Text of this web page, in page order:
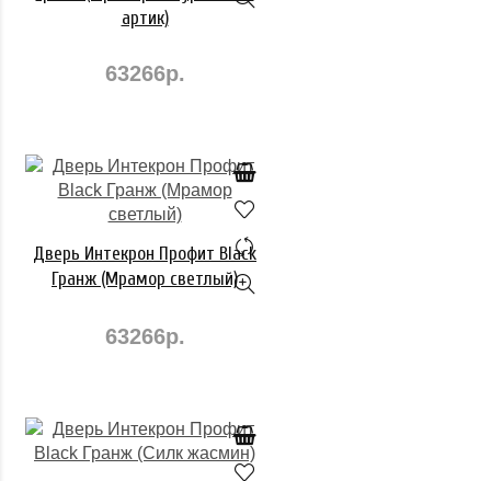
артик)
63266р.
Дверь Интекрон Профит Black
Гранж (Мрамор светлый)
63266р.